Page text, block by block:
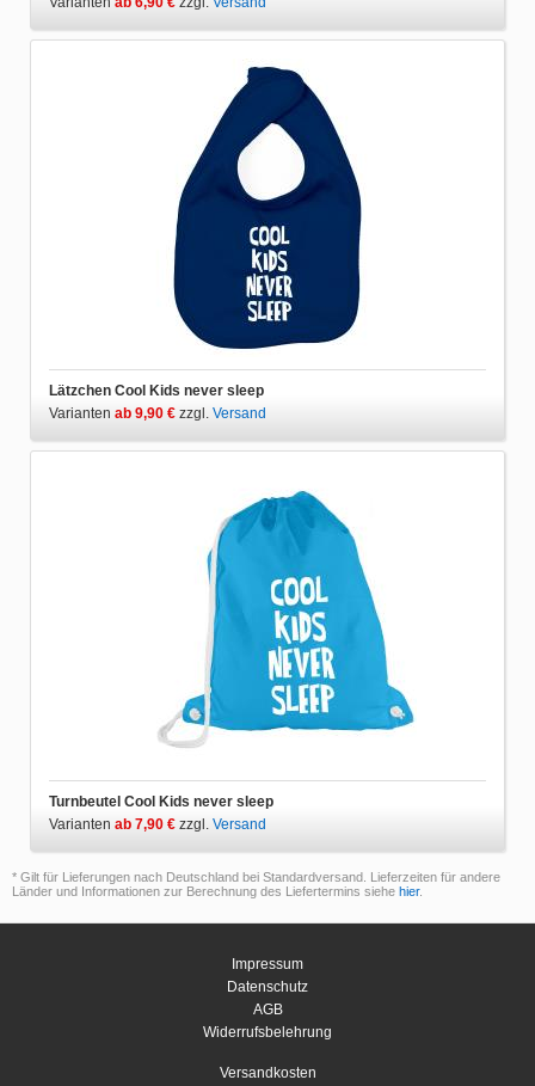
Lätzchen Cool Kids never sleep
Varianten ab 9,90 € zzgl. Versand
Turnbeutel Cool Kids never sleep
Varianten ab 7,90 € zzgl. Versand
* Gilt für Lieferungen nach Deutschland bei Standardversand. Lieferzeiten für andere
Länder und Informationen zur Berechnung des Liefertermins siehe hier.
Impressum
Datenschutz
AGB
Widerrufsbelehrung
Versandkosten